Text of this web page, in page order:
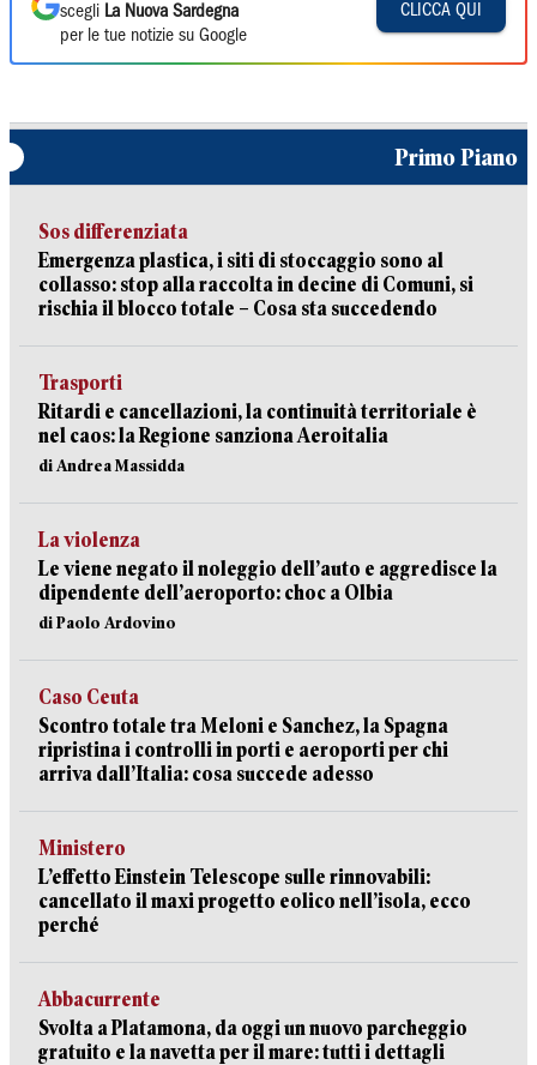
scegli La Nuova Sardegna
per le tue notizie su Google
CLICCA QUI
Primo Piano
Sos differenziata
Emergenza plastica, i siti di stoccaggio sono al
collasso: stop alla raccolta in decine di Comuni, si
rischia il blocco totale – Cosa sta succedendo
Trasporti
Ritardi e cancellazioni, la continuità territoriale è
nel caos: la Regione sanziona Aeroitalia
di Andrea Massidda
La violenza
Le viene negato il noleggio dell’auto e aggredisce la
dipendente dell’aeroporto: choc a Olbia
di Paolo Ardovino
Caso Ceuta
Scontro totale tra Meloni e Sanchez, la Spagna
ripristina i controlli in porti e aeroporti per chi
arriva dall’Italia: cosa succede adesso
Ministero
L’effetto Einstein Telescope sulle rinnovabili:
cancellato il maxi progetto eolico nell’isola, ecco
perché
Abbacurrente
Svolta a Platamona, da oggi un nuovo parcheggio
gratuito e la navetta per il mare: tutti i dettagli